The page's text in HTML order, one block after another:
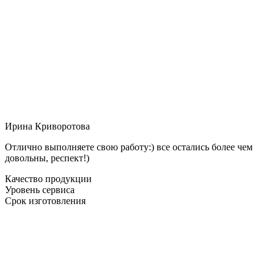
Ирина Криворотова
Отлично выполняете свою работу:) все остались более чем
довольны, респект!)
Качество продукции
Уровень сервиса
Срок изготовления